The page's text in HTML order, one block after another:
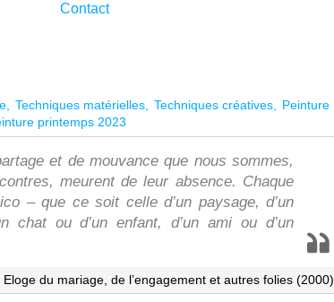
Contact
Techniques matérielles Techniques créatives
Peinture
printemps 2023
et de mouvance que nous sommes,
meurent de leur absence. Chaque
– que ce soit celle d’un paysage, d’un
chat ou d’un enfant, d’un ami ou d’un
du mariage, de l’engagement et autres folies (2000)